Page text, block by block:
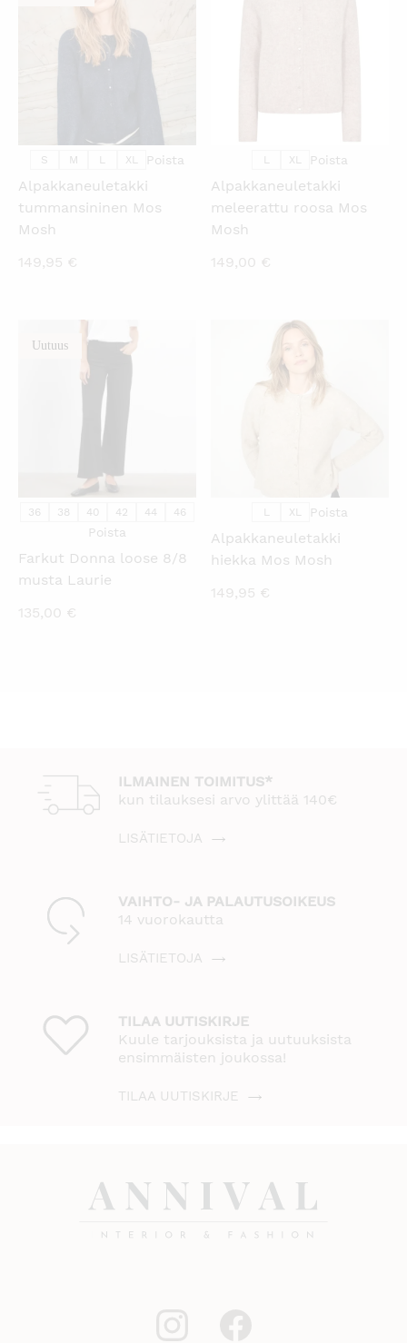
S M L XL Poista
Alpakkaneuletakki
tummansininen Mos
Mosh
149,95 €
L XL Poista
Alpakkaneuletakki
meleerattu roosa Mos
Mosh
149,00 €
UutuusKATSO PIKANÄKYMÄ
36 38 40 42 44 46
Poista
Farkut Donna loose 8/8
musta Laurie
135,00 €
KATSO PIKANÄKYMÄ
XL Poista
Alpakkaneuletakki
hiekka Mos Mosh
149,95 €
ILMAINEN TOIMITUS*
kun tilauksesi arvo ylittää 140€
LISÄTIETOJA
VAIHTO- JA PALAUTUSOIKEUS
14 vuorokautta
LISÄTIETOJA
TILAA UUTISKIRJE
Kuule tarjouksista ja uutuuksista
ensimmäisten joukossa!
TILAA UUTISKIRJE